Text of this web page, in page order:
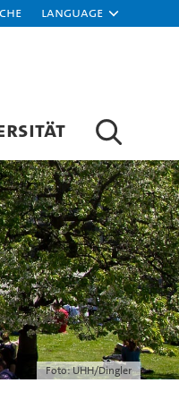
Language
Foto: UHH/Dingler